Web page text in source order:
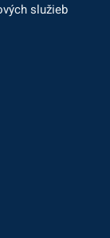
služieb